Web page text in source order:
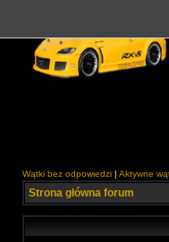
Wątki bez odpowiedzi | Aktywne
Strona główna forum